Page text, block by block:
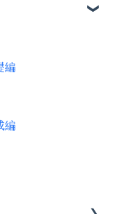
ウトについて
いて
問
ト
問
編
編